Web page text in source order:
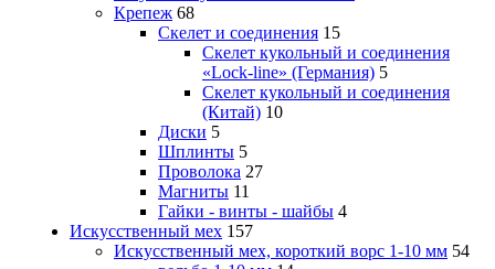
Крепеж 68
Скелет и соединения 15
Скелет кукольный и соединения
«Lock-line» (Германия) 5
Скелет кукольный и соединения
(Китай) 10
Диски 5
Шплинты 5
Проволока 27
Магниты 11
Гайки - винты - шайбы 4
Искусственный мех 157
Искусственный мех, короткий ворс 1-10 мм 54